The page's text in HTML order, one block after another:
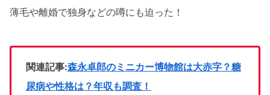
薄毛や離婚で独身などの噂にも迫った！
関連記事:森永卓郎のミニカー博物館は大赤字？糖
尿病や性格は？年収も調査！